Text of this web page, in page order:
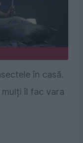
în casă.
îl fac vara